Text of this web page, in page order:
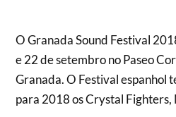
O Granada Sound Festival
e 22 de setembro no Paseo
Granada. O Festival espanhol
para 2018 os Crystal